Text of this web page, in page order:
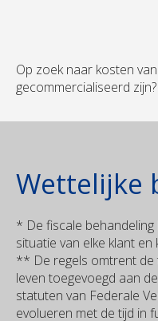
Op zoek naar kosten
gecommercialiseerd
Wettelijke
* De fiscale
situatie van elke klant
** De regels omtrent de
leven toegevoegd aan
statuten van Federale
evolueren met de tijd in